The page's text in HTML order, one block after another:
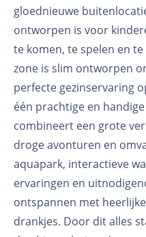
gloednieuwe
ontworpen is voor
te komen, te spelen en
zone is slim ontworpen
perfecte gezinservaring
één prachtige en
combineert een grote
droge avonturen en
aquapark, interactieve
ervaringen en
ontspannen met
drankjes. Door dit alles